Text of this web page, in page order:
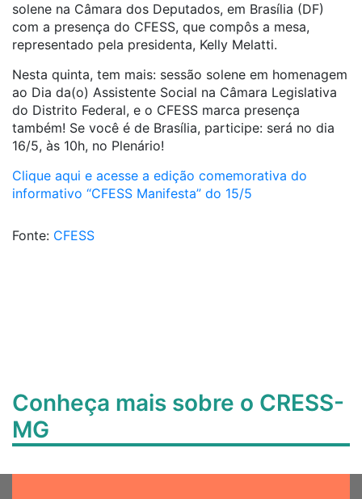
solene na Câmara dos Deputados, em Brasília (DF)
com a presença do CFESS, que compôs a mesa,
representado pela presidenta, Kelly Melatti.
Nesta quinta, tem mais: sessão solene em homenagem
ao Dia da(o) Assistente Social na Câmara Legislativa
do Distrito Federal, e o CFESS marca presença
também! Se você é de Brasília, participe: será no dia
16/5, às 10h, no Plenário!
Clique aqui e acesse a edição comemorativa do
informativo “CFESS Manifesta” do 15/5
Fonte: CFESS
Conheça mais sobre o CRESS-
MG